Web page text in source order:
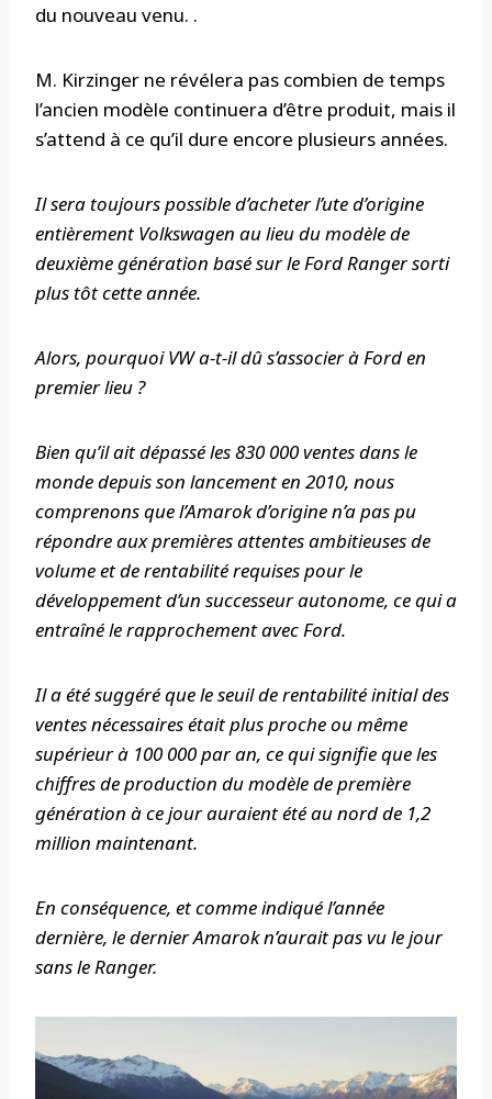
du nouveau venu. .
M. Kirzinger ne révélera pas combien de temps
l’ancien modèle continuera d’être produit, mais il
s’attend à ce qu’il dure encore plusieurs années.
Il sera toujours possible d’acheter l’ute d’origine
entièrement Volkswagen au lieu du modèle de
deuxième génération basé sur le Ford Ranger sorti
plus tôt cette année.
Alors, pourquoi VW a-t-il dû s’associer à Ford en
premier lieu ?
Bien qu’il ait dépassé les 830 000 ventes dans le
monde depuis son lancement en 2010, nous
comprenons que l’Amarok d’origine n’a pas pu
répondre aux premières attentes ambitieuses de
volume et de rentabilité requises pour le
développement d’un successeur autonome, ce qui a
entraîné le rapprochement avec Ford.
Il a été suggéré que le seuil de rentabilité initial des
ventes nécessaires était plus proche ou même
supérieur à 100 000 par an, ce qui signifie que les
chiffres de production du modèle de première
génération à ce jour auraient été au nord de 1,2
million maintenant.
En conséquence, et comme indiqué l’année
dernière, le dernier Amarok n’aurait pas vu le jour
sans le Ranger.